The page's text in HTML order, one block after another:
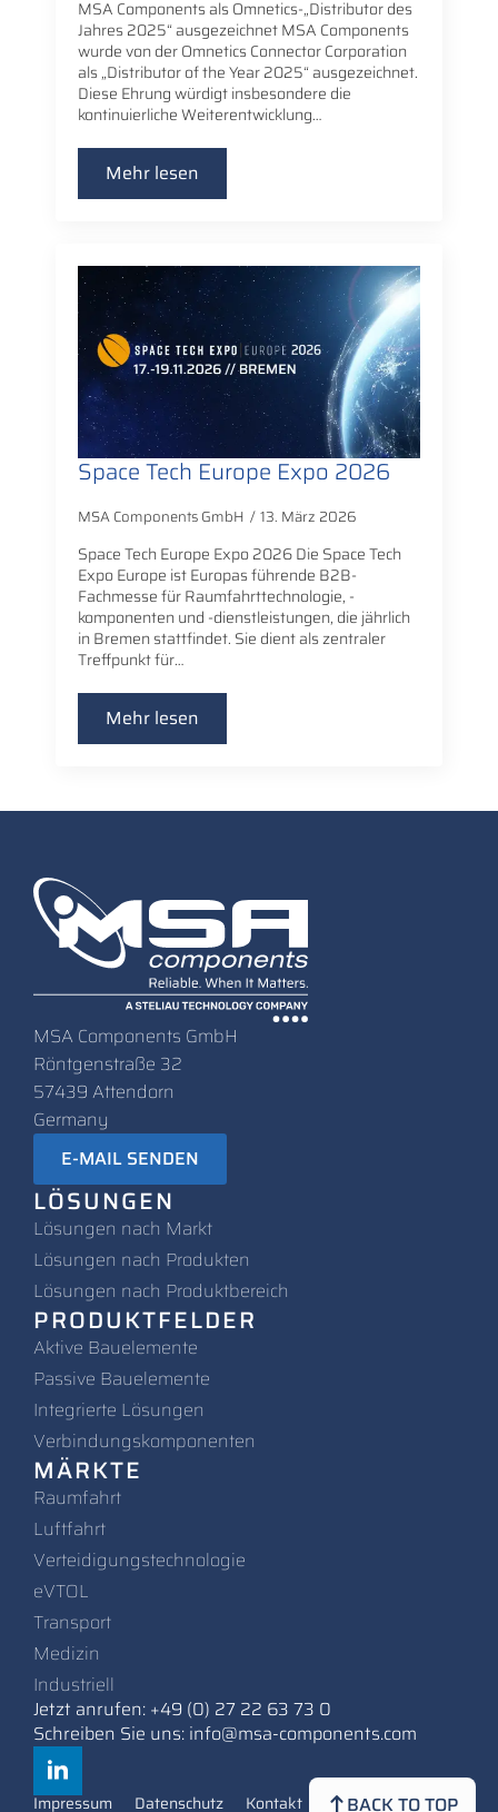
BACK TO TOP
MSA Components als Omnetics-„Distributor des
Jahres 2025“ ausgezeichnet MSA Components
wurde von der Omnetics Connector Corporation
als „Distributor of the Year 2025“ ausgezeichnet.
Diese Ehrung würdigt insbesondere die
kontinuierliche Weiterentwicklung…
Mehr lesen
Space Tech Europe Expo 2026
MSA Components GmbH 13. März 2026
Space Tech Europe Expo 2026 Die Space Tech
Expo Europe ist Europas führende B2B-
Fachmesse für Raumfahrttechnologie, -
komponenten und -dienstleistungen, die jährlich
in Bremen stattfindet. Sie dient als zentraler
Treffpunkt für…
Mehr lesen
MSA Components GmbH
Röntgenstraße 32
57439 Attendorn
Germany
E-MAIL SENDEN
LÖSUNGEN
Lösungen nach Markt
Lösungen nach Produkten
Lösungen nach Produktbereich
PRODUKTFELDER
Aktive Bauelemente
Passive Bauelemente
Integrierte Lösungen
Verbindungskomponenten
MÄRKTE
Raumfahrt
Luftfahrt
Verteidigungstechnologie
eVTOL
Transport
Medizin
Industriell
Jetzt anrufen: +49 (0) 27 22 63 73 0
Schreiben Sie uns: info@msa-components.com
Impressum Datenschutz Kontakt